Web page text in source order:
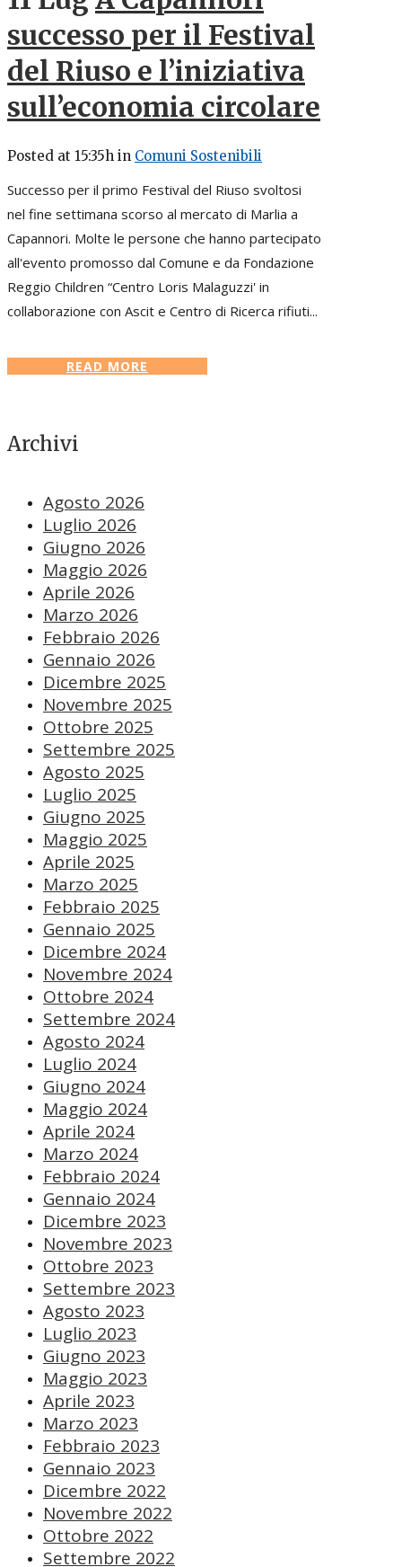
successo per il Festival
del Riuso e l’iniziativa
sull’economia circolare
Posted at 15:35h in Comuni Sostenibili
Successo per il primo Festival del Riuso svoltosi
nel fine settimana scorso al mercato di Marlia a
Capannori. Molte le persone che hanno partecipato
all'evento promosso dal Comune e da Fondazione
Reggio Children “Centro Loris Malaguzzi' in
collaborazione con Ascit e Centro di Ricerca rifiuti...
READ MORE
Archivi
Agosto 2026
Luglio 2026
Giugno 2026
Maggio 2026
Aprile 2026
Marzo 2026
Febbraio 2026
Gennaio 2026
Dicembre 2025
Novembre 2025
Ottobre 2025
Settembre 2025
Agosto 2025
Luglio 2025
Giugno 2025
Maggio 2025
Aprile 2025
Marzo 2025
Febbraio 2025
Gennaio 2025
Dicembre 2024
Novembre 2024
Ottobre 2024
Settembre 2024
Agosto 2024
Luglio 2024
Giugno 2024
Maggio 2024
Aprile 2024
Marzo 2024
Febbraio 2024
Gennaio 2024
Dicembre 2023
Novembre 2023
Ottobre 2023
Settembre 2023
Agosto 2023
Luglio 2023
Giugno 2023
Maggio 2023
Aprile 2023
Marzo 2023
Febbraio 2023
Gennaio 2023
Dicembre 2022
Novembre 2022
Ottobre 2022
Settembre 2022